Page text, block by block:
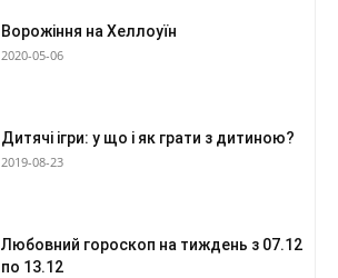
Ворожіння на Хеллоуїн
2020-05-06
Дитячі ігри: у що і як грати з дитиною?
2019-08-23
Любовний гороскоп на тиждень з 07.12
по 13.12